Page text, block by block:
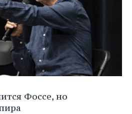
Фоссе, но